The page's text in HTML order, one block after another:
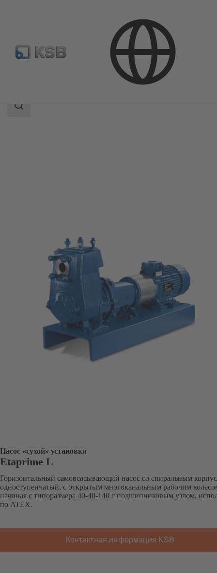
Каталог продукции Etaprime L
Область
Насос «сухой» установки
Etaprime L
Горизонтальный самовсасывающий насос со спиральным
одноступенчатый, с открытым многоканальным рабочим
начиная с типоразмера 40-40-140 с подшипниковым узлом,
по ATEX.
Контактная информация KSB